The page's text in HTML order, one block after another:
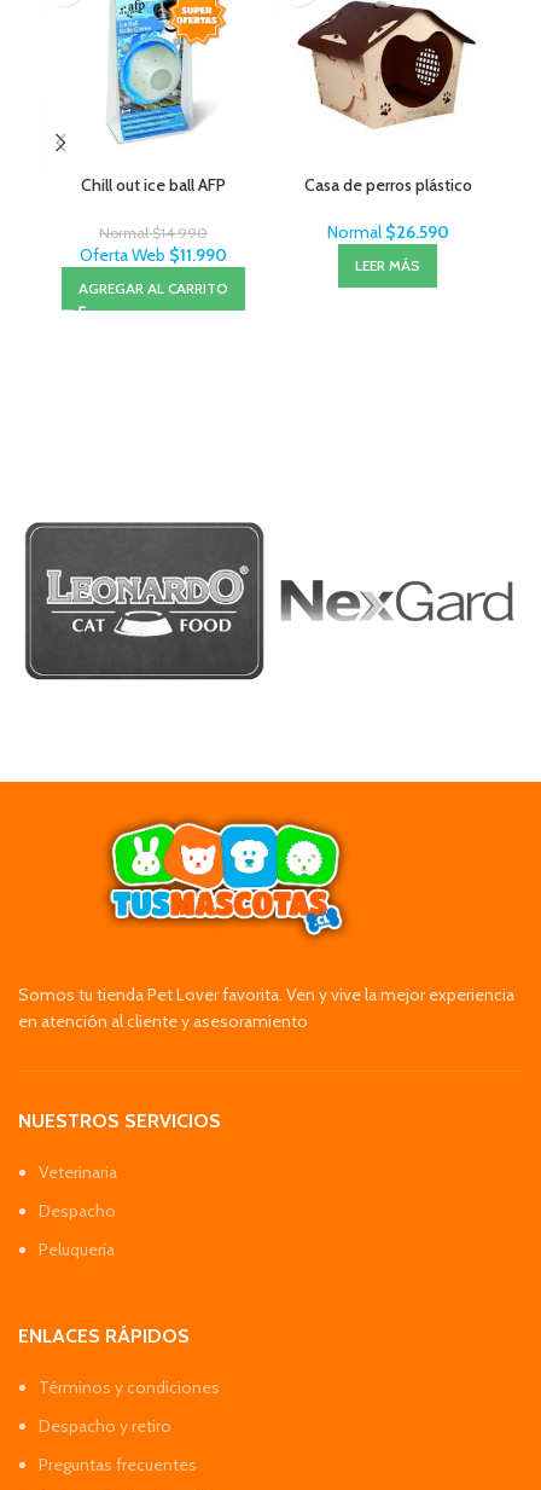
Chill out ice ball AFP
Normal$14.990
Oferta Web $11.990
AGREGAR AL CARRITO
Casa de perros plástico
Normal $26.590
LEER MÁS
Somos tu tienda Pet Lover favorita. Ven y vive la mejor experiencia
en atención al cliente y asesoramiento
NUESTROS SERVICIOS
Veterinaria
Despacho
Peluquería
ENLACES RÁPIDOS
Términos y condiciones
Despacho y retiro
Preguntas frecuentes